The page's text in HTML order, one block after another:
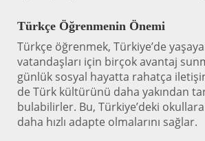
Türkçe Öğrenmenin Önemi
Türkçe öğrenmek, Türkiye’de
vatandaşları için birçok avantaj
günlük sosyal hayatta rahatça
de Türk kültürünü daha yakından
bulabilirler. Bu, Türkiye’deki
daha hızlı adapte olmalarını sağlar.